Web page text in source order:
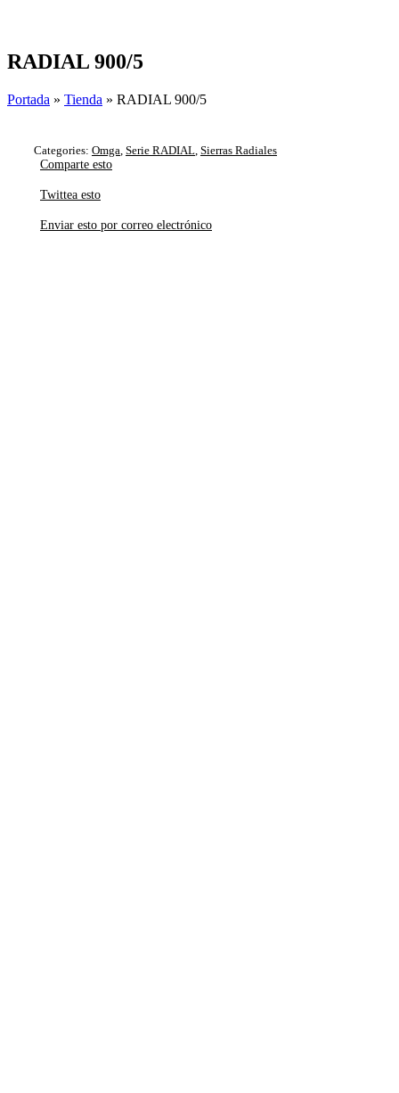
RADIAL 900/5
Portada » Tienda » RADIAL 900/5
Categories: Omga Serie RADIAL, Sierras Radiales
Comparte esto
Twittea esto
Enviar esto por correo electrónico